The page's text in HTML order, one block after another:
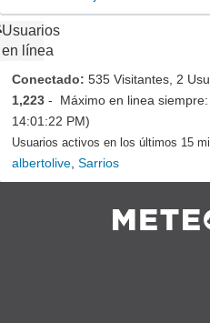
Usuarios
en línea
Conectado: 535 Visitantes, 2
1,223 - Máximo en linea
14:01:22 PM)
Usuarios activos en los últimos 15
albertolive Sarrios